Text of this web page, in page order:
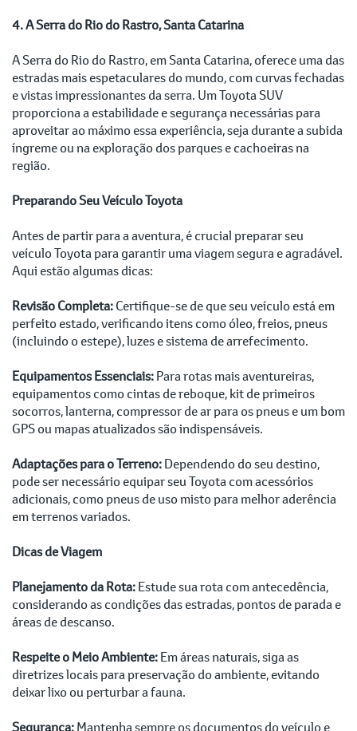
4. A Serra do Rio do Rastro, Santa Catarina
A Serra do Rio do Rastro, em Santa Catarina, oferece uma das
estradas mais espetaculares do mundo, com curvas fechadas
e vistas impressionantes da serra. Um Toyota SUV
proporciona a estabilidade e segurança necessárias para
aproveitar ao máximo essa experiência, seja durante a subida
íngreme ou na exploração dos parques e cachoeiras na
região.
Preparando Seu Veículo Toyota
Antes de partir para a aventura, é crucial preparar seu
veículo Toyota para garantir uma viagem segura e agradável.
Aqui estão algumas dicas:
Revisão Completa:Certifique-se de que seu veículo está em
perfeito estado, verificando itens como óleo, freios, pneus
(incluindo o estepe), luzes e sistema de arrefecimento.
Equipamentos Essenciais:Para rotas mais aventureiras,
equipamentos como cintas de reboque, kit de primeiros
socorros, lanterna, compressor de ar para os pneus e um bom
GPS ou mapas atualizados são indispensáveis.
Adaptações para o Terreno:Dependendo do seu destino,
pode ser necessário equipar seu Toyota com acessórios
adicionais, como pneus de uso misto para melhor aderência
em terrenos variados.
Dicas de Viagem
Planejamento da Rota:Estude sua rota com antecedência,
considerando as condições das estradas, pontos de parada e
áreas de descanso.
Respeite o Meio Ambiente:Em áreas naturais, siga as
diretrizes locais para preservação do ambiente, evitando
deixar lixo ou perturbar a fauna.
Segurança:Mantenha sempre os documentos do veículo e